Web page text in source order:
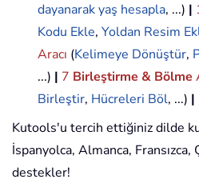
dayanarak yaş hesapla, ...) |
Kodu Ekle, Yoldan Resim
Aracı (Kelimeye Dönüştür,
...) | 7 Birleştirme & Bölme
Birleştir, Hücreleri Böl, ...) |
Kutools'u tercih ettiğiniz dilde
İspanyolca, Almanca,
destekler!